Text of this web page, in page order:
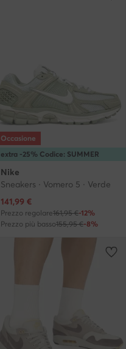
extra -25% Codice: SUMMER
Occasione
Nike
Sneakers · Vomero 5 · Verde
Prezzo attuale
141,99 €
Prezzo regolare161,95 €-12%
Prezzo più basso155,95 €-8%